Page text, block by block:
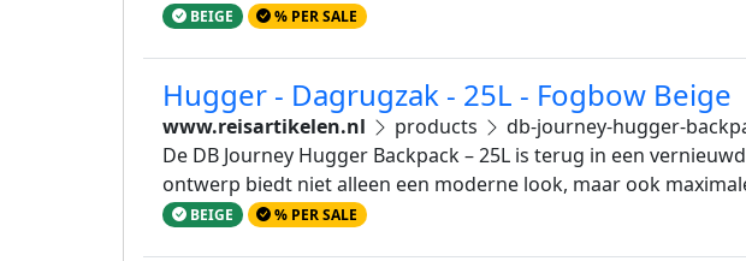
BEIGE % PER SALE
Hugger - Dagrugzak - 25L - Fogbow Beige
www.reisartikelen.nl products
db-journey-hugger-
De DB Journey Hugger Backpack – 25L is terug in een
ontwerp biedt niet alleen een moderne look, maar ook
BEIGE % PER SALE